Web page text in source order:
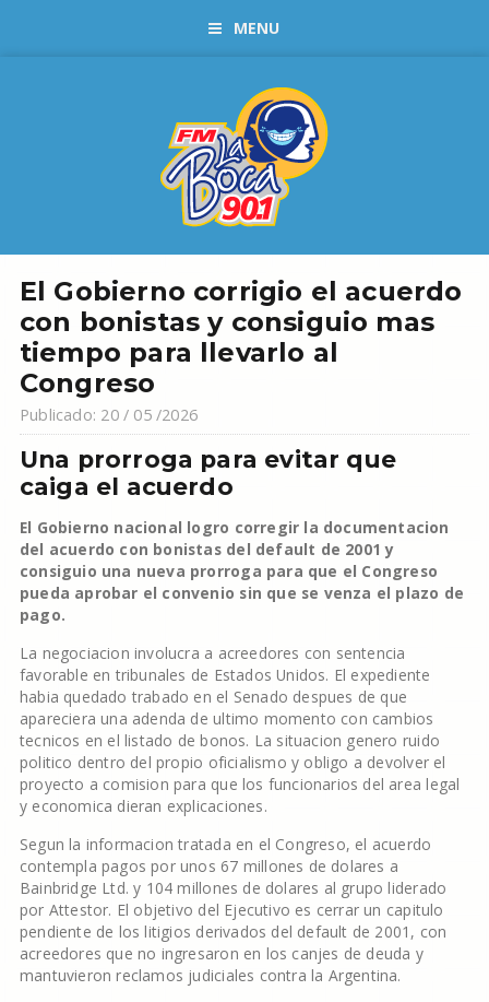
MENU
El Gobierno corrigio el acuerdo
con bonistas y consiguio mas
tiempo para llevarlo al
Congreso
Publicado: 20 / 05 /2026
Una prorroga para evitar que
caiga el acuerdo
El Gobierno nacional logro corregir la documentacion
del acuerdo con bonistas del default de 2001 y
consiguio una nueva prorroga para que el Congreso
pueda aprobar el convenio sin que se venza el plazo de
pago.
La negociacion involucra a acreedores con sentencia
favorable en tribunales de Estados Unidos. El expediente
habia quedado trabado en el Senado despues de que
apareciera una adenda de ultimo momento con cambios
tecnicos en el listado de bonos. La situacion genero ruido
politico dentro del propio oficialismo y obligo a devolver el
proyecto a comision para que los funcionarios del area legal
y economica dieran explicaciones.
Segun la informacion tratada en el Congreso, el acuerdo
contempla pagos por unos 67 millones de dolares a
Bainbridge Ltd. y 104 millones de dolares al grupo liderado
por Attestor. El objetivo del Ejecutivo es cerrar un capitulo
pendiente de los litigios derivados del default de 2001, con
acreedores que no ingresaron en los canjes de deuda y
mantuvieron reclamos judiciales contra la Argentina.